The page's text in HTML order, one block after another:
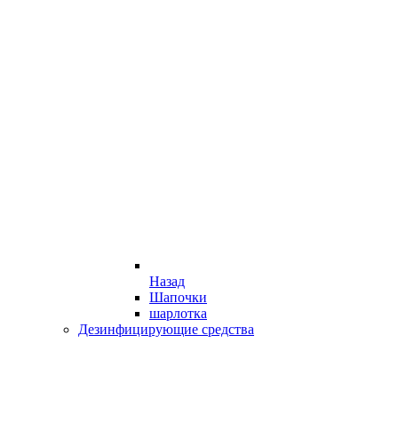
Назад
Шапочки
шарлотка
Дезинфицирующие средства